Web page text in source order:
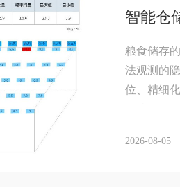
智能仓
粮食储存
法观测的
位、精细
2026-08-05